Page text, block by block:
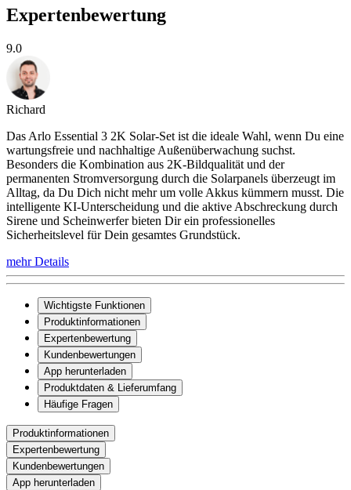
Expertenbewertung
9.0
Richard
Das Arlo Essential 3 2K Solar-Set ist die ideale Wahl, wenn Du eine
wartungsfreie und nachhaltige Außenüberwachung suchst.
Besonders die Kombination aus 2K-Bildqualität und der
permanenten Stromversorgung durch die Solarpanels überzeugt im
Alltag, da Du Dich nicht mehr um volle Akkus kümmern musst. Die
intelligente KI-Unterscheidung und die aktive Abschreckung durch
Sirene und Scheinwerfer bieten Dir ein professionelles
Sicherheitslevel für Dein gesamtes Grundstück.
mehr Details
Wichtigste Funktionen
Produktinformationen
Expertenbewertung
Kundenbewertungen
App herunterladen
Produktdaten & Lieferumfang
Häufige Fragen
Produktinformationen
Expertenbewertung
Kundenbewertungen
App herunterladen